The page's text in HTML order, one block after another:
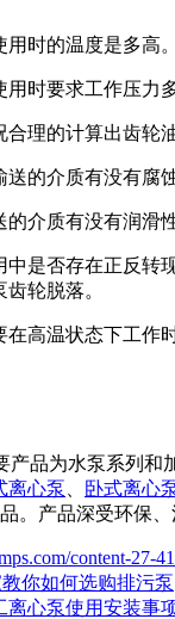
时的温度是多高。
时要求工作压力
理的计算出齿轮
的介质有没有腐
介质有没有润滑
中是否存在正反
轮脱落。
高温状态下工作
品为水泵系列和
离心泵 卧式离心
。产品深受环保
content-27-
你如何选购排污泵
离心泵使用安装事